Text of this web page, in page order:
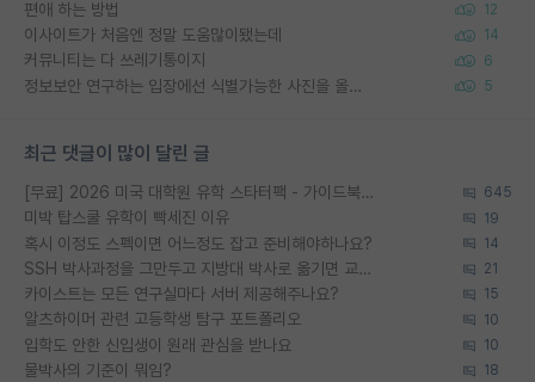
편애 하는 방법 12
이사이트가 처음엔 정말 도움많이됐는데 14
커뮤니티는 다 쓰레기통이지 6
정보보안 연구하는 입장에선 식별가능한 사진을 올리는건 비추이긴함 5
최근 댓글이 많이 달린 글
[무료] 2026 미국 대학원 유학 스타터팩 - 가이드북 & 합격자 컨택메일 템플릿 645
미박 탑스쿨 유학이 빡세진 이유 19
혹시 이정도 스펙이면 어느정도 잡고 준비해야하나요? 14
SSH 박사과정을 그만두고 지방대 박사로 옮기면 교수의 꿈은 끝일까요? 21
카이스트는 모든 연구실마다 서버 제공해주나요? 15
알츠하이머 관련 고등학생 탐구 포트폴리오 10
입학도 안한 신입생이 원래 관심을 받나요 10
물박사의 기준이 뭐임? 18